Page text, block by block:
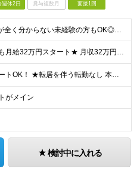
週休2日 賞与複数月 面接1回
＼ITのことが全く分からない未経験の方もOK◎／≪ポテンシャル採用実施中≫ ★未経験OK！フリータからの正社員デビューもOK！ ★学歴不問 ≪こんな方にピッタリです！≫ ◎未経験から本気でエンジニア
★未経験でも月給32万円スタート★ 月収32万円～35万円＋各種手当（資格手当だけで毎月15万の上乗せ実績あり！） ★資格手当豊富！1資格につき最大3万円支給 ★功績手当の導入で、毎月のお給与に上乗
★フルリモートOK！ ★転居を伴う転勤なし 本社またはプロジェクト先にて勤務いただきます！ ※プロジェクト先は一都三県及び23区内がメイン 【本社】 東京都新宿区神楽坂1-2 研究社英語センタービ
がメイン
検討中に入れる